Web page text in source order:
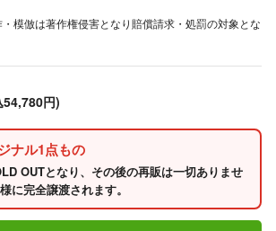
模倣は著作権侵害となり賠償請求・処罰の対象とな
54,780円)
ナル1点もの
OUTとなり、その後の再販は一切ありませ
に完全譲渡されます。